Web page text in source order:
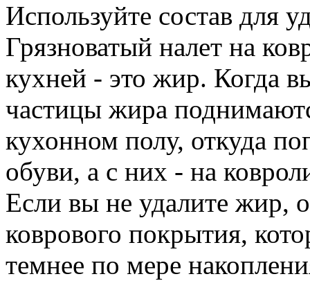
Используйте состав для
Грязноватый налет на
кухней - это жир. Когда
частицы жира
кухонном полу, откуда
обуви, а с них - на
Если вы не удалите жир,
коврового покрытия,
темнее по мере